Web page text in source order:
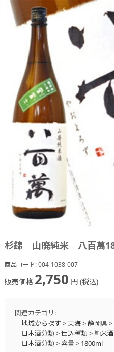
杉錦 山廃純米 八百萬
商品コード:004-1038-007
販売価格 2,750 円 (税込)
関連カテゴリ:
地域から探す > 東海>静岡県>
日本酒分類>仕込種類> 純米酒
日本酒分類>容量> 1800ml